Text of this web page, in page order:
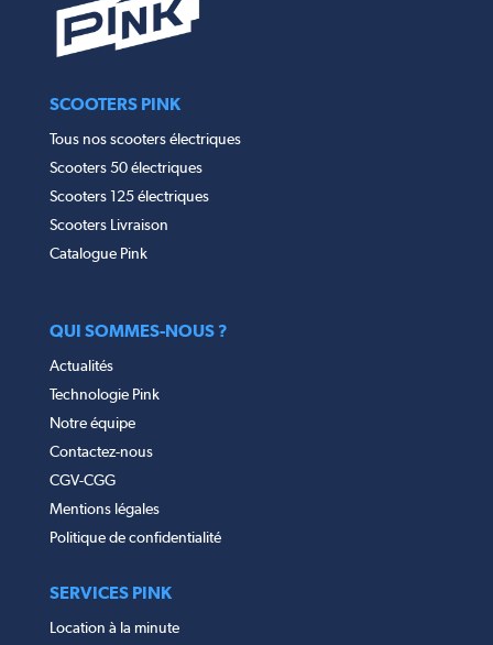
SCOOTERS PINK
Tous nos scooters électriques
Scooters 50 électriques
Scooters 125 électriques
Scooters Livraison
Catalogue Pink
QUI SOMMES-NOUS ?
Actualités
Technologie Pink
Notre équipe
Contactez-nous
CGV-CGG
Mentions légales
Politique de confidentialité
SERVICES PINK
Location à la minute